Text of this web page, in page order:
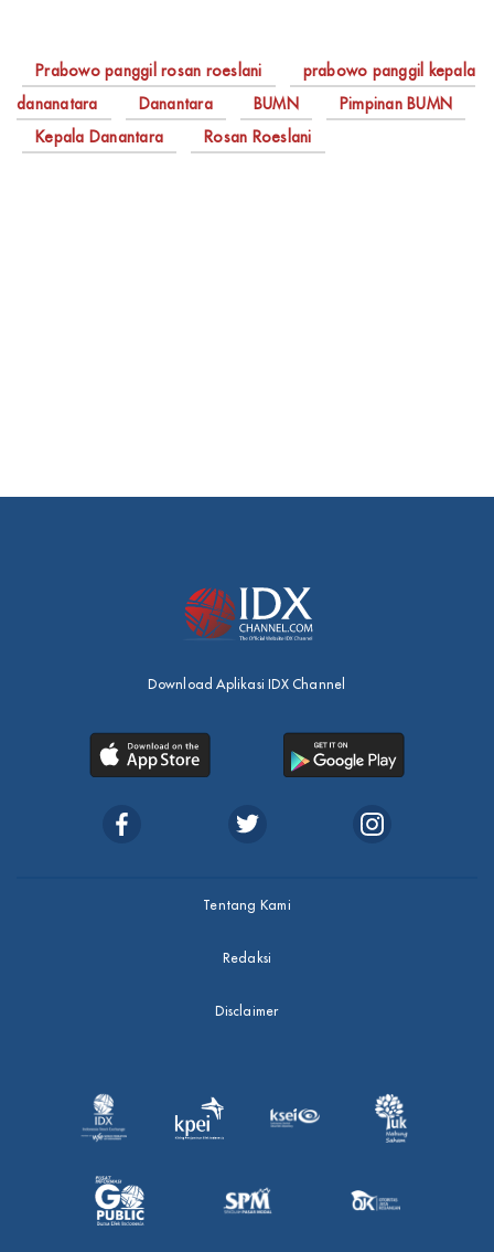
Prabowo panggil rosan roeslani
prabowo panggil kepala
dananatara
Danantara BUMN
Pimpinan BUMN
Kepala Danantara
Rosan Roeslani
Download Aplikasi IDX Channel
Tentang Kami
Redaksi
Disclaimer